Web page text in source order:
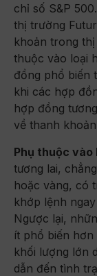
chỉ số S&P
thị trường
khoản trong
thuộc vào loại
đồng phổ biến
khi các hợp
hợp đồng
về thanh
Phụ thuộc vào
tương lai,
hoặc vàng, có
khớp lệnh
Ngược lại,
ít phổ biến
khối lượng lớn
dẫn đến tình